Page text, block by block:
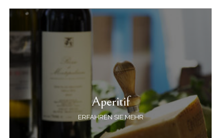
Aperitif
ERFAHREN SIE MEHR